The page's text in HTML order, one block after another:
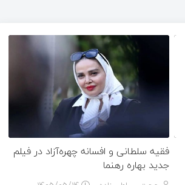
فقیه سلطانی و افسانه چهره‌آزاد در فیلم
جدید بهاره رهنما